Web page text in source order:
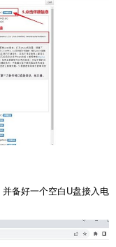
备好一个空白U盘接入电